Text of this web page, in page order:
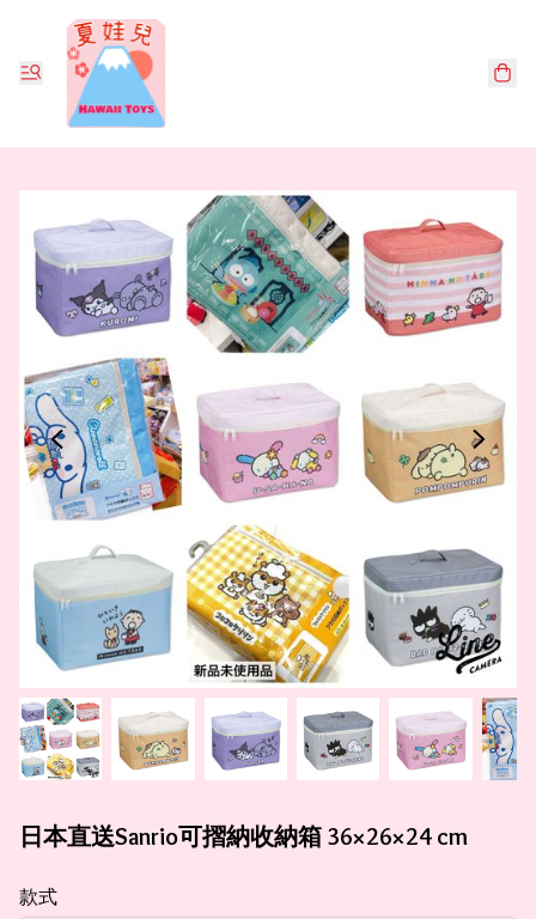
日本直送Sanrio可摺納收納箱 36×26×24 cm
款式